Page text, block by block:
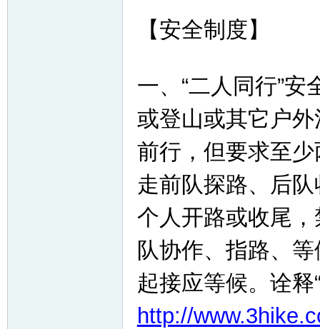
【安全制度】
一、“二人同行”
或登山或其它户
前行，但要求至
走前队探路、后
个人开路或收尾
队协作、指路、
起接应等候。诠释
http://